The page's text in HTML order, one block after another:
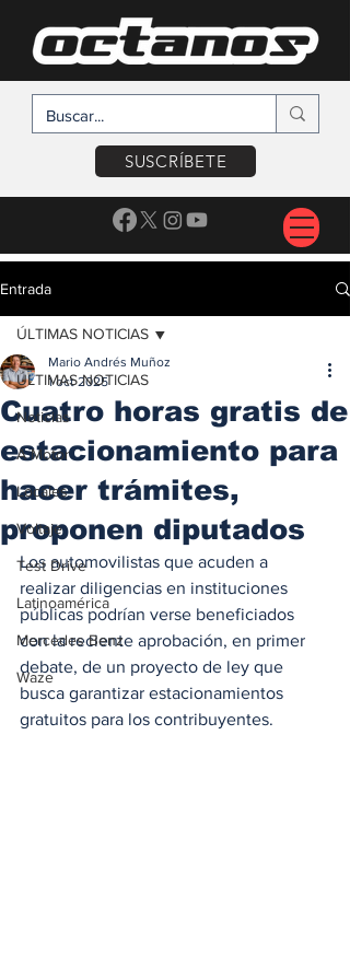
SUSCRÍBETE
Entrada
ÚLTIMAS NOTICIAS
Noticias
A Motor
Locales
Voltaje
Test Drive
Latinoamérica
Mercedes Benz
Waze
ÚLTIMAS NOTICIAS
Cuatro horas gratis de
estacionamiento para
hacer trámites,
proponen diputados
Mario Andrés Muñoz
1 oct 2025
Los automovilistas que acuden a
realizar diligencias en instituciones
públicas podrían verse beneficiados
con la reciente aprobación, en primer
debate, de un proyecto de ley que
busca garantizar estacionamientos
gratuitos para los contribuyentes.